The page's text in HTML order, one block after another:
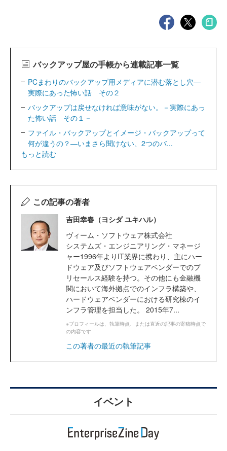
バックアップ屋の手帳から連載記事一覧
PCまわりのバックアップ用メディアに潜む落とし穴―
実際にあった怖い話 その２
バックアップは戻せなければ意味がない。－実際にあっ
た怖い話 その１－
ファイル・バックアップとイメージ・バックアップって
何が違うの？―いまさら聞けない、2つのバ...
もっと読む
この記事の著者
吉田幸春（ヨシダ ユキハル）
ヴィーム・ソフトウェア株式会社
システムズ・エンジニアリング・マネージ
ャー1996年よりIT業界に携わり、主にハー
ドウェア及びソフトウェアベンダーでのプ
リセールス経験を持つ。その他にも金融機
関において海外拠点でのインフラ構築や、
ハードウェアベンダーにおける研究棟のイ
ンフラ管理を担当した。 2015年7...
※プロフィールは、執筆時点、または直近の記事の寄稿時点で
の内容です
この著者の最近の執筆記事
イベント